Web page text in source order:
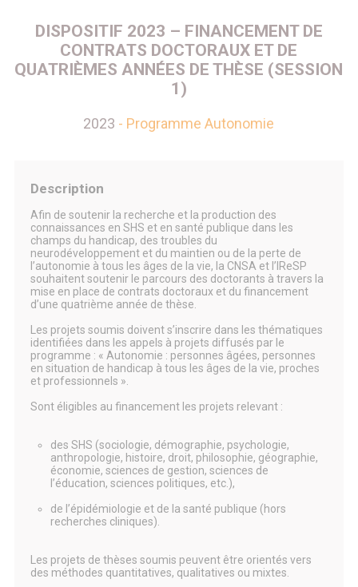
DISPOSITIF 2023 – FINANCEMENT DE
CONTRATS DOCTORAUX ET DE
QUATRIÈMES ANNÉES DE THÈSE (SESSION
1)
2023 - Programme Autonomie
Description
Afin de soutenir la recherche et la production des
connaissances en SHS et en santé publique dans les
champs du handicap, des troubles du
neurodéveloppement et du maintien ou de la perte de
l’autonomie à tous les âges de la vie, la CNSA et l’IReSP
souhaitent soutenir le parcours des doctorants à travers la
mise en place de contrats doctoraux et du financement
d’une quatrième année de thèse.
Les projets soumis doivent s’inscrire dans les thématiques
identifiées dans les appels à projets diffusés par le
programme : « Autonomie : personnes âgées, personnes
en situation de handicap à tous les âges de la vie, proches
et professionnels ».
Sont éligibles au financement les projets relevant :
des SHS (sociologie, démographie, psychologie,
anthropologie, histoire, droit, philosophie, géographie,
économie, sciences de gestion, sciences de
l’éducation, sciences politiques, etc.),
de l’épidémiologie et de la santé publique (hors
recherches cliniques).
Les projets de thèses soumis peuvent être orientés vers
des méthodes quantitatives, qualitatives ou mixtes.